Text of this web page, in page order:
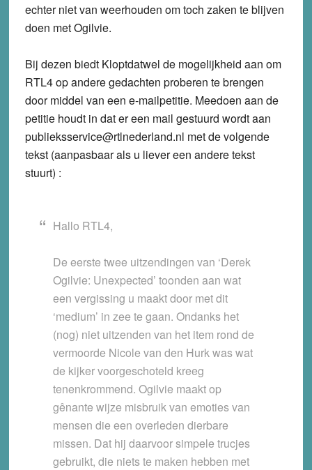
echter niet van weerhouden om toch zaken te blijven
doen met Ogilvie.
Bij dezen biedt Kloptdatwel de mogelijkheid aan om
RTL4 op andere gedachten proberen te brengen
door middel van een e-mailpetitie. Meedoen aan de
petitie houdt in dat er een mail gestuurd wordt aan
publieksservice@rtlnederland.nl met de volgende
tekst (aanpasbaar als u liever een andere tekst
stuurt) :
Hallo RTL4,
De eerste twee uitzendingen van ‘Derek
Ogilvie: Unexpected’ toonden aan wat
een vergissing u maakt door met dit
‘medium’ in zee te gaan. Ondanks het
(nog) niet uitzenden van het item rond de
vermoorde Nicole van den Hurk was wat
de kijker voorgeschoteld kreeg
tenenkrommend. Ogilvie maakt op
gênante wijze misbruik van emoties van
mensen die een overleden dierbare
missen. Dat hij daarvoor simpele trucjes
gebruikt, die niets te maken hebben met